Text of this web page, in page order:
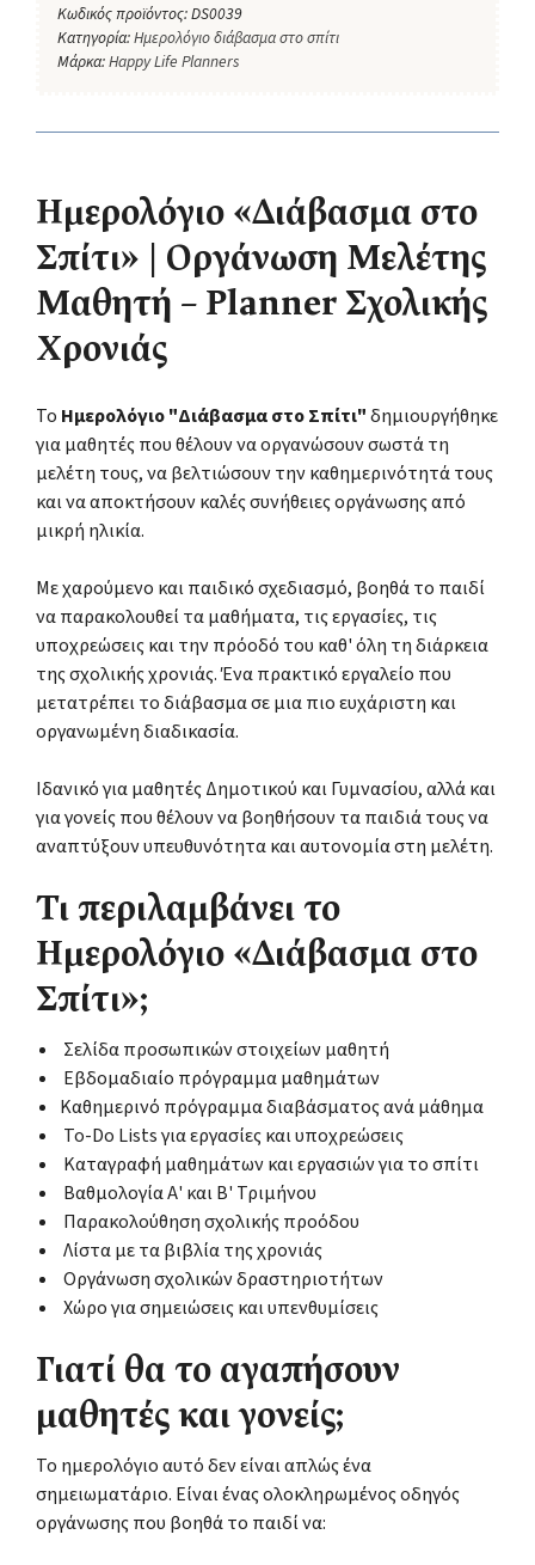
Κωδικός προϊόντος:DS0039
Κατηγορία:Ημερολόγιο διάβασμα στο σπίτι
Μάρκα:Happy Life Planners
Ημερολόγιο «Διάβασμα στο
Σπίτι» | Οργάνωση Μελέτης
Μαθητή – Planner Σχολικής
Χρονιάς
Το Ημερολόγιο "Διάβασμα στο Σπίτι"δημιουργήθηκε
για μαθητές που θέλουν να οργανώσουν σωστά τη
μελέτη τους, να βελτιώσουν την καθημερινότητά τους
και να αποκτήσουν καλές συνήθειες οργάνωσης από
μικρή ηλικία.
Με χαρούμενο και παιδικό σχεδιασμό, βοηθά το παιδί
να παρακολουθεί τα μαθήματα, τις εργασίες, τις
υποχρεώσεις και την πρόοδό του καθ' όλη τη διάρκεια
της σχολικής χρονιάς. Ένα πρακτικό εργαλείο που
μετατρέπει το διάβασμα σε μια πιο ευχάριστη και
οργανωμένη διαδικασία.
Ιδανικό για μαθητές Δημοτικού και Γυμνασίου, αλλά και
για γονείς που θέλουν να βοηθήσουν τα παιδιά τους να
αναπτύξουν υπευθυνότητα και αυτονομία στη μελέτη.
Τι περιλαμβάνει το
Ημερολόγιο «Διάβασμα στο
Σπίτι»;
Σελίδα προσωπικών στοιχείων μαθητή
Εβδομαδιαίο πρόγραμμα μαθημάτων
Καθημερινό πρόγραμμα διαβάσματος ανά μάθημα
To-Do Lists για εργασίες και υποχρεώσεις
Καταγραφή μαθημάτων και εργασιών για το σπίτι
Βαθμολογία Α' και Β' Τριμήνου
Παρακολούθηση σχολικής προόδου
Λίστα με τα βιβλία της χρονιάς
Οργάνωση σχολικών δραστηριοτήτων
Χώρο για σημειώσεις και υπενθυμίσεις
Γιατί θα το αγαπήσουν
μαθητές και γονείς;
Το ημερολόγιο αυτό δεν είναι απλώς ένα
σημειωματάριο. Είναι ένας ολοκληρωμένος οδηγός
οργάνωσης που βοηθά το παιδί να: